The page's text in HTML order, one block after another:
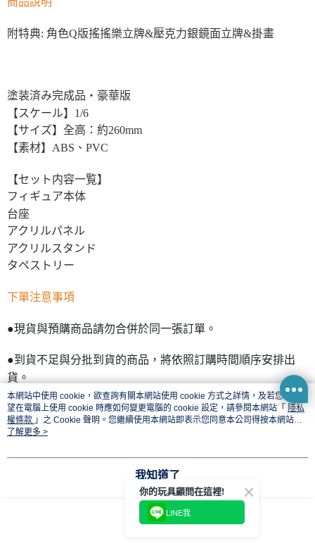
附特典: 角色Q版搖搖樂立牌&壓克力銀鏡面立牌&掛畫
塗装済み完成品・豪華版
【スケール】1/6
【サイズ】全高：約260mm
【素材】ABS、PVC
【セット内容一覧】
フィギュア本体
台座
アクリルパネル
アクリルスタンド
タペストリー
下單注意事項
●現貨與預購商品請勿合併於同一張訂單。
●到貨不足與分批到貨的商品，將依照訂購時間順序安排出
貨。
●預購商品，發售日後才由原廠商通知台灣到貨量，無法交貨
也會全額退款，還請見諒。
本網站中使用 cookie，欲查詢有關本網站使用 cookie 方式之詳情，及若您不希
望在電腦上使用 cookie 時應如何變更電腦的 cookie 設定，請參閱本網站「 隱私
權條款 」之 Cookie 聲明。您繼續使用本網站即表示您同意本公司得按本網站使
用條款之 Cookie 聲明使用 cookie。
了解更多 >
我知道了
你的玩具顧問在這裡!
LINE我